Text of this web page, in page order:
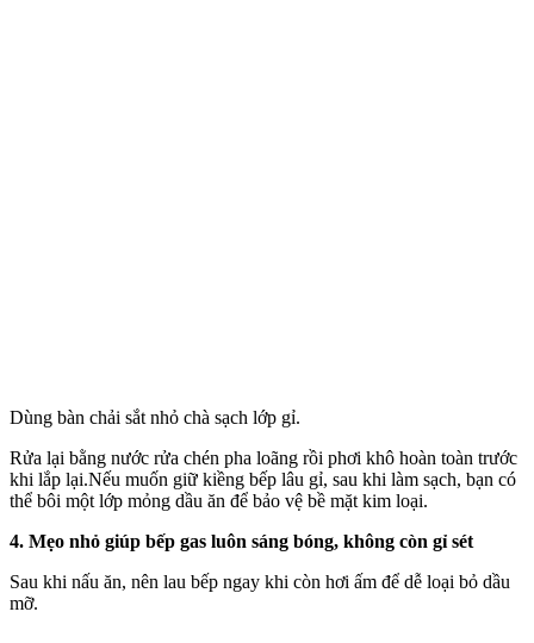
Dùng bàn chải sắt nhỏ chà sạch lớp gỉ.
Rửa lại bằng nước rửa chén pha loãng rồi phơi khô hoàn toàn trước
khi lắp lại.Nếu muốn giữ kiềng bếp lâu gỉ, sau khi làm sạch, bạn có
thể bôi một lớp mỏng dầu ăn để bảo vệ bề mặt kim loại.
4. Mẹo nhỏ giúp bếp gas luôn sáng bóng, không còn gỉ sét
Sau khi nấu ăn, nên lau bếp ngay khi còn hơi ấm để dễ loại bỏ dầu
mỡ.